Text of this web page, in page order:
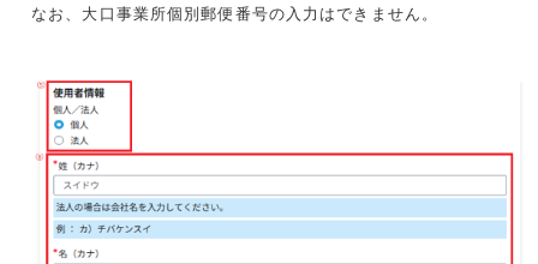
なお、大口事業所個別郵便番号の入力はできません。